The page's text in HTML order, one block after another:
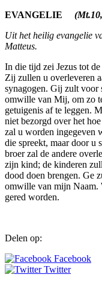
EVANGELIE
Uit het heilig evangelie
Matteus.
In die tijd zei Jezus tot
Zij zullen u overleveren
synagogen. Gij zult voor
omwille van Mij, om zo
getuigenis af te leggen.
niet bezorgd over het
zal u worden ingegeven
die spreekt, maar door u
broer zal de andere
zijn kind; de kinderen
dood doen brengen. Ge
omwille van mijn Naam.
gered worden.
Delen op:
Facebook
Twitter